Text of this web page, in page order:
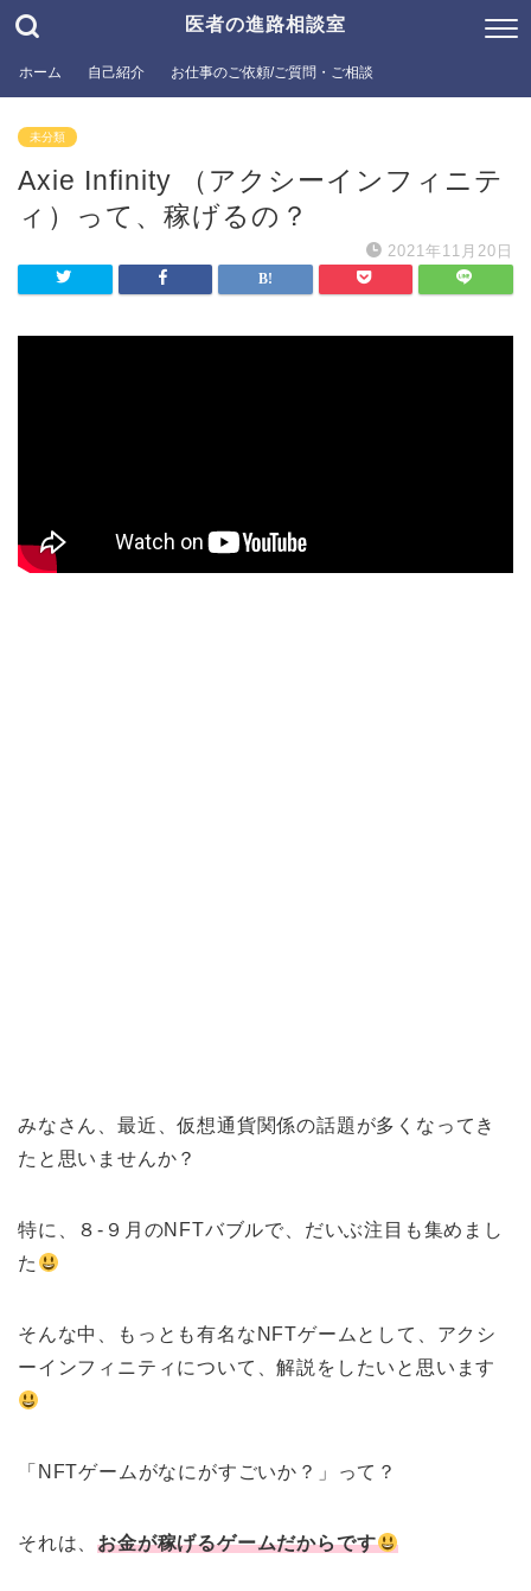
医者の進路相談室
ホーム 自己紹介 お仕事のご依頼/ご質問・ご相談
未分類
Axie Infinity （アクシーインフィニテ
ィ）って、稼げるの？
2021年11月20日
みなさん、最近、仮想通貨関係の話題が多くなってき
たと思いませんか？
特に、８-９月のNFTバブルで、だいぶ注目も集めまし
た
そんな中、もっとも有名なNFTゲームとして、アクシ
ーインフィニティについて、解説をしたいと思います
「NFTゲームがなにがすごいか？」って？
それは、お金が稼げるゲームだからです